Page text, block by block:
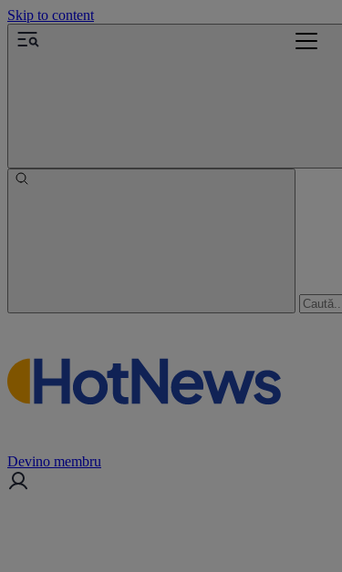
Skip to content
Devino membru